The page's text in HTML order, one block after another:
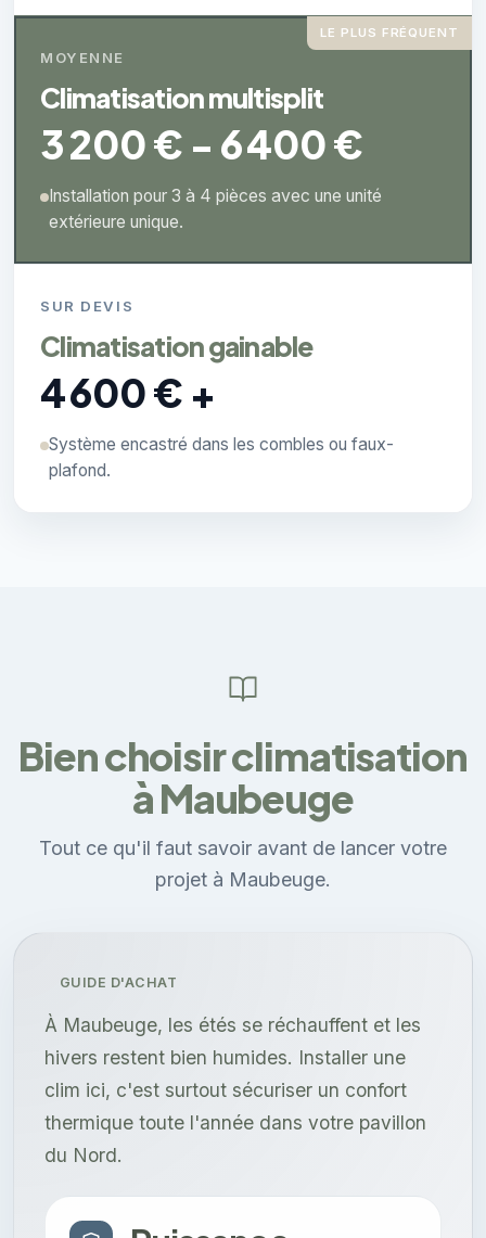
LE PLUS FRÉQUENT
MOYENNE
Climatisation multisplit
3 200 € - 6 400 €
Installation pour 3 à 4 pièces avec une unité
extérieure unique.
SUR DEVIS
Climatisation gainable
4 600 € +
Système encastré dans les combles ou faux-
plafond.
Bien choisir climatisation
à Maubeuge
Tout ce qu'il faut savoir avant de lancer votre
projet à Maubeuge.
GUIDE D'ACHAT
À Maubeuge, les étés se réchauffent et les
hivers restent bien humides. Installer une
clim ici, c'est surtout sécuriser un confort
thermique toute l'année dans votre pavillon
du Nord.